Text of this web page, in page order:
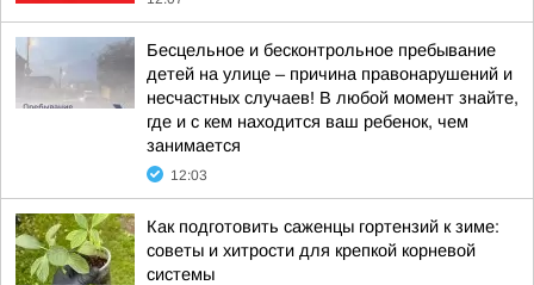
Бесцельное и бесконтрольное пребывание
детей на улице – причина правонарушений и
несчастных случаев! В любой момент знайте,
где и с кем находится ваш ребенок, чем
занимается
12:03
Как подготовить саженцы гортензий к зиме:
советы и хитрости для крепкой корневой
системы